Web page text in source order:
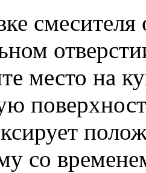
смесителя
место на
со